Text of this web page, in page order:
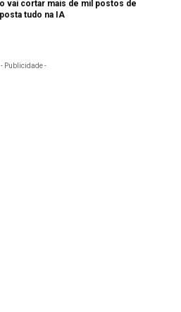
vai cortar mais de mil postos de
tudo na IA
- Publicidade -